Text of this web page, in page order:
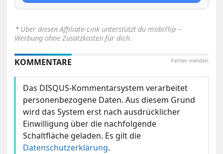
⋆ Über diesen Affiliate-Link unterstützt du mobiFlip –
Werbung ohne Zusatzkosten für dich.
Fehler melden
KOMMENTARE
Das DISQUS-Kommentarsystem verarbeitet
personenbezogene Daten. Aus diesem Grund
wird das System erst nach ausdrücklicher
Einwilligung über die nachfolgende
Schaltfläche geladen. Es gilt die
Datenschutzerklärung.